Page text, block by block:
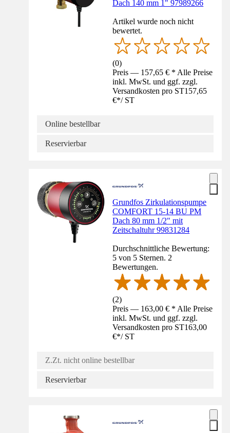
Dach 140 mm 1" 97989266
Artikel wurde noch nicht
bewertet.
(0)
Preis — 157,65 € * Alle Preise
inkl. MwSt. und ggf. zzgl.
Versandkosten pro ST157,65
€*/ ST
Online bestellbar
Reservierbar
Grundfos Zirkulationspumpe
COMFORT 15-14 BU PM
Dach 80 mm 1/2" mit
Zeitschaltuhr 99831284
Durchschnittliche Bewertung:
5 von 5 Sternen. 2
Bewertungen.
(2)
Preis — 163,00 € * Alle Preise
inkl. MwSt. und ggf. zzgl.
Versandkosten pro ST163,00
€*/ ST
Z.Zt. nicht online bestellbar
Reservierbar